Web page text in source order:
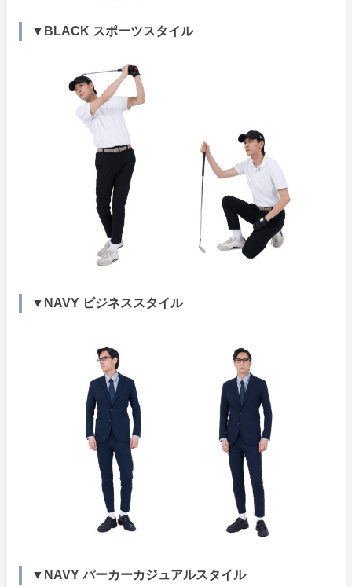
▼BLACK スポーツスタイル
▼NAVY ビジネススタイル
▼NAVY パーカーカジュアルスタイル